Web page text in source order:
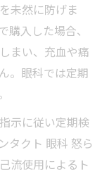
未然に防げま
入した場合、
まい、充血や痛
。眼科では定期
示に従い定期検
タクト 眼科 怒ら
流使用によるト